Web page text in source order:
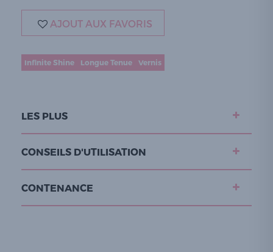
AJOUT AUX FAVORIS
Infinite Shine Longue Tenue Vernis
LES PLUS
CONSEILS D'UTILISATION
CONTENANCE